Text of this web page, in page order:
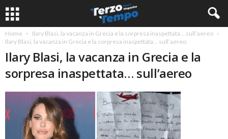
Home
Ilary Blasi, la vacanza in Grecia e la sorpresa inaspettata… sull’aereo
Ilary Blasi, la vacanza in Grecia e la sorpresa inaspettata… sull’aereo
Ilary Blasi, la vacanza in Grecia e la
sorpresa inaspettata… sull’aereo